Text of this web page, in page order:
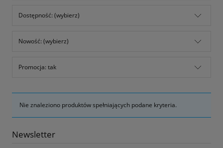
Dostępność: (wybierz)
Nowość: (wybierz)
Promocja: tak
Nie znaleziono produktów spełniających podane kryteria.
Newsletter